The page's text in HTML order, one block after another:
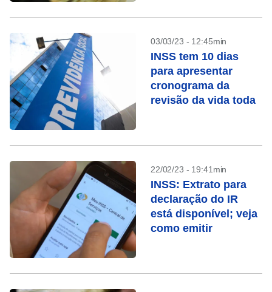
03/03/23 - 12:45min
INSS tem 10 dias
para apresentar
cronograma da
revisão da vida toda
22/02/23 - 19:41min
INSS: Extrato para
declaração do IR
está disponível; veja
como emitir